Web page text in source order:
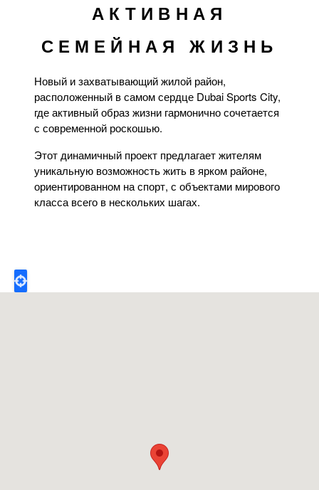
АКТИВНАЯ
СЕМЕЙНАЯ ЖИЗНЬ
Новый и захватывающий жилой район,
расположенный в самом сердце Dubai Sports City,
где активный образ жизни гармонично сочетается
с современной роскошью.
Этот динамичный проект предлагает жителям
уникальную возможность жить в ярком районе,
ориентированном на спорт, с объектами мирового
класса всего в нескольких шагах.